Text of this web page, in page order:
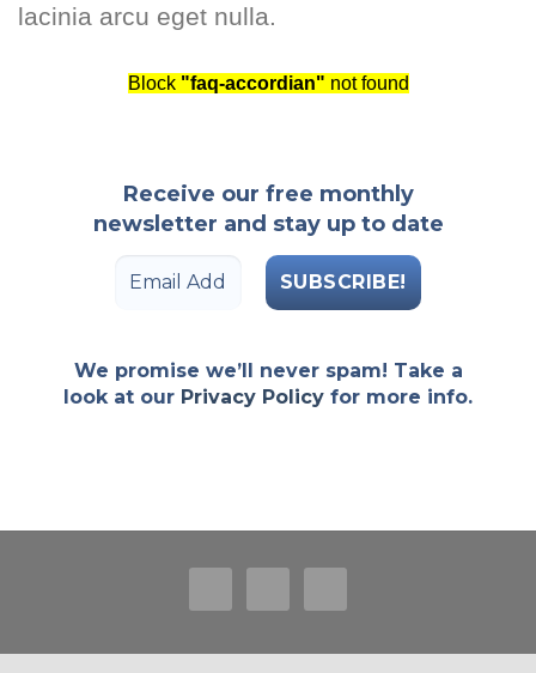
lacinia arcu eget nulla.
Block "faq-accordian" not found
Receive our free monthly
newsletter and stay up to date
Address
We promise we’ll never spam! Take a
look at our Privacy Policy for more info.